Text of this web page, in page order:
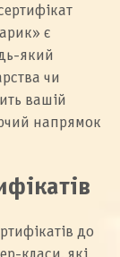
є
який
чи
вашій
напрямок
до